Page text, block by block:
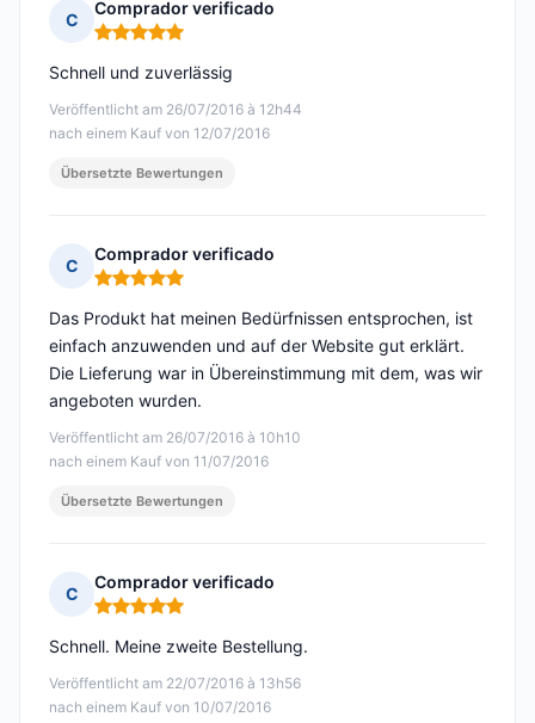
C
Comprador verificado
Hinweis: 5 von 5
Veröffentlicht am 26/07/2016 à 12h44
nach einem Kauf von 12/07/2016
Schnell und zuverlässig
Übersetzte Bewertungen
C
Comprador verificado
Hinweis: 5 von 5
Veröffentlicht am 26/07/2016 à 10h10
nach einem Kauf von 11/07/2016
Das Produkt hat meinen Bedürfnissen entsprochen, ist
einfach anzuwenden und auf der Website gut erklärt.
Die Lieferung war in Übereinstimmung mit dem, was wir
angeboten wurden.
Übersetzte Bewertungen
C
Comprador verificado
Hinweis: 5 von 5
Veröffentlicht am 22/07/2016 à 13h56
nach einem Kauf von 10/07/2016
Schnell. Meine zweite Bestellung.